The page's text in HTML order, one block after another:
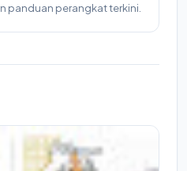
panduan perangkat terkini.